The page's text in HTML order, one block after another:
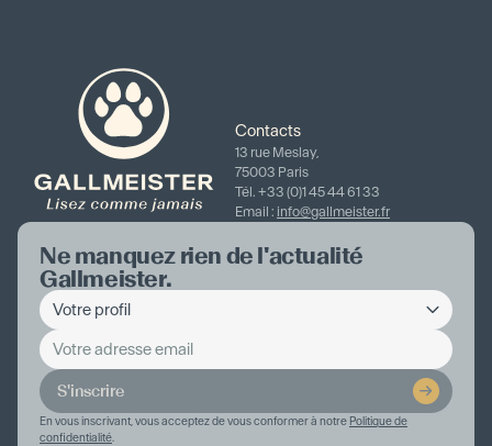
Contacts
13 rue Meslay,
75003 Paris
Tél. +33 (0)1 45 44 61 33
Email : info@gallmeister.fr
Ne manquez rien de l'actualité
Gallmeister.
S'inscrire
En vous inscrivant, vous acceptez de vous conformer à notre Politique de
confidentialité.